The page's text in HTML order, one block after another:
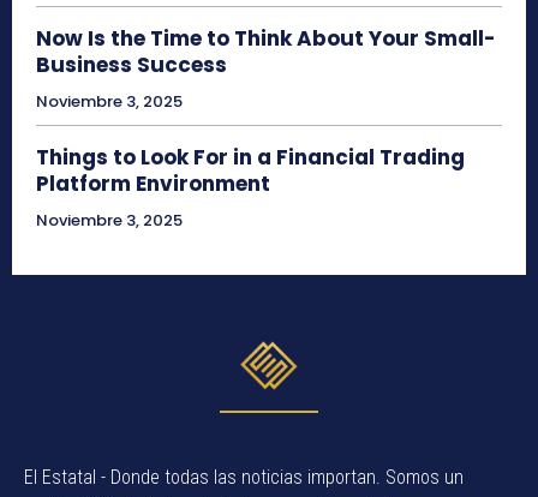
Now Is the Time to Think About Your Small-
Business Success
Noviembre 3, 2025
Things to Look For in a Financial Trading
Platform Environment
Noviembre 3, 2025
El Estatal - Donde todas las noticias importan. Somos un